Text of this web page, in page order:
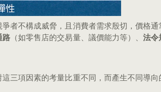
者不構成威脅，且消費者需求殷切，價格通
路 （如零售店的交易量、議價能力等）、法令
三項因素的考量比重不同，而產生不同導向